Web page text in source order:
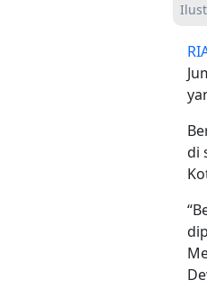
di